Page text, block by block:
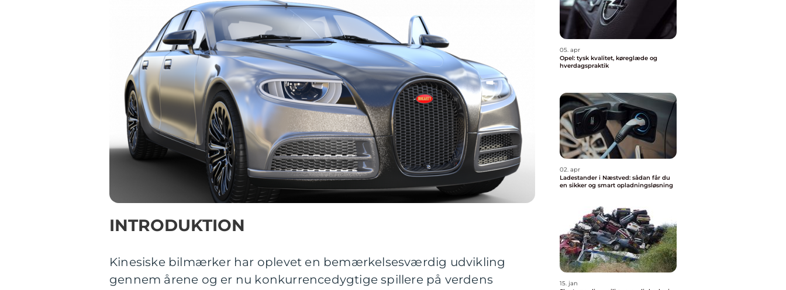
INTRODUKTION
Kinesiske bilmærker har oplevet en bemærkelsesværdig udvikling
gennem årene og er nu konkurrencedygtige spillere på verdens
05. apr
Opel: tysk kvalitet, køreglæde og
hverdagspraktik
02. apr
Ladestander i Næstved: sådan får du
en sikker og smart opladningsløsning
15. jan